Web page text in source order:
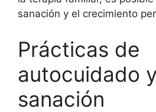
sanación y el crecimiento
Prácticas de
autocuidado y
sanación